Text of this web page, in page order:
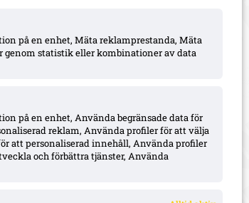
på en enhet, Mäta reklamprestanda, Mäta
genom statistik eller kombinationer av data
på en enhet, Använda begränsade data för
reklam, Använda profiler för att välja
att personaliserad innehåll, Använda profiler
och förbättra tjänster, Använda